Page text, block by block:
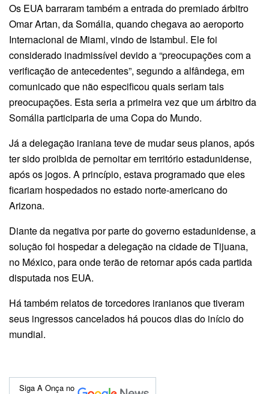
Os EUA barraram também a entrada do premiado árbitro
Omar Artan, da Somália, quando chegava ao aeroporto
Internacional de Miami, vindo de Istambul. Ele foi
considerado inadmissível devido a “preocupações com a
verificação de antecedentes”, segundo a alfândega, em
comunicado que não especificou quais seriam tais
preocupações. Esta seria a primeira vez que um árbitro da
Somália participaria de uma Copa do Mundo.
Já a delegação iraniana teve de mudar seus planos, após
ter sido proibida de pernoitar em território estadunidense,
após os jogos. A princípio, estava programado que eles
ficariam hospedados no estado norte-americano do
Arizona.
Diante da negativa por parte do governo estadunidense, a
solução foi hospedar a delegação na cidade de Tijuana,
no México, para onde terão de retornar após cada partida
disputada nos EUA.
Há também relatos de torcedores iranianos que tiveram
seus ingressos cancelados há poucos dias do início do
mundial.
Siga A Onça no